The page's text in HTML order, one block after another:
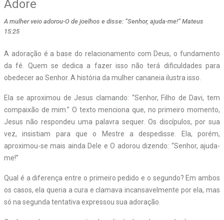
Adore
A mulher veio adorou-O de joelhos e disse: “Senhor, ajuda-me!” Mateus
15:25
A adoração é a base do relacionamento com Deus, o fundamento
da fé. Quem se dedica a fazer isso não terá dificuldades para
obedecer ao Senhor. A história da mulher cananeia ilustra isso.
Ela se aproximou de Jesus clamando: “Senhor, Filho de Davi, tem
compaixão de mim.” O texto menciona que, no primeiro momento,
Jesus não respondeu uma palavra sequer. Os discípulos, por sua
vez, insistiam para que o Mestre a despedisse. Ela, porém,
aproximou-se mais ainda Dele e O adorou dizendo: “Senhor, ajuda-
me!”
Qual é a diferença entre o primeiro pedido e o segundo? Em ambos
os casos, ela queria a cura e clamava incansavelmente por ela, mas
só na segunda tentativa expressou sua adoração.